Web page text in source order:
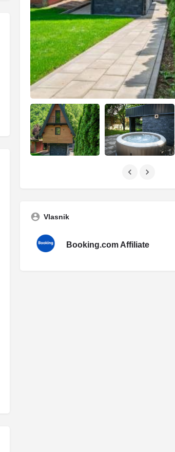
Vlasnik
Booking.com Affiliate